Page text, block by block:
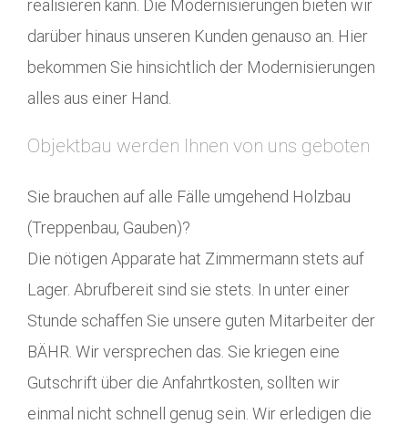
realisieren kann. Die Modernisierungen bieten wir
darüber hinaus unseren Kunden genauso an. Hier
bekommen Sie hinsichtlich der Modernisierungen
alles aus einer Hand.
Objektbau werden Ihnen von uns geboten
Sie brauchen auf alle Fälle umgehend Holzbau
(Treppenbau, Gauben)?
Die nötigen Apparate hat Zimmermann stets auf
Lager. Abrufbereit sind sie stets. In unter einer
Stunde schaffen Sie unsere guten Mitarbeiter der
BÄHR. Wir versprechen das. Sie kriegen eine
Gutschrift über die Anfahrtkosten, sollten wir
einmal nicht schnell genug sein. Wir erledigen die